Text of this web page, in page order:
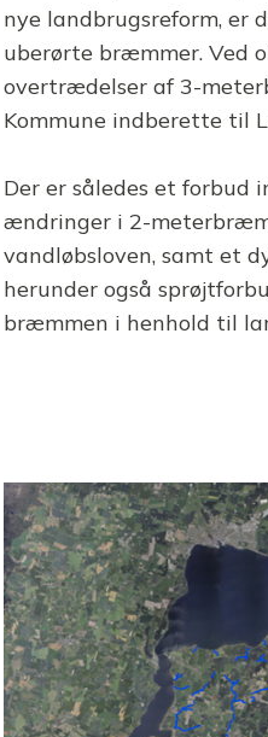
nye landbrugsreform, er
uberørte bræmmer. Ved
overtrædelser af 3-
Kommune indberette til
Der er således et forbud
ændringer i 2-
vandløbsloven, samt et
herunder også
bræmmen i henhold til